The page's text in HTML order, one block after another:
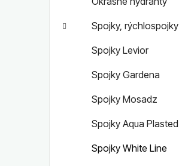
Spojky, rýchlospojky
Spojky Levior
Spojky Gardena
Spojky Mosadz
Spojky Aqua Plasted
Spojky White Line